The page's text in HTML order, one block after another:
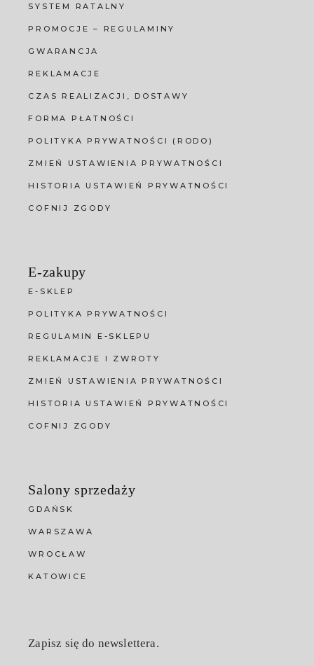
SYSTEM RATALNY
PROMOCJE – REGULAMINY
GWARANCJA
REKLAMACJE
CZAS REALIZACJI, DOSTAWY
FORMA PŁATNOŚCI
POLITYKA PRYWATNOŚCI (RODO)
ZMIEŃ USTAWIENIA PRYWATNOŚCI
HISTORIA USTAWIEŃ PRYWATNOŚCI
COFNIJ ZGODY
E-zakupy
E-SKLEP
POLITYKA PRYWATNOŚCI
REGULAMIN E-SKLEPU
REKLAMACJE I ZWROTY
ZMIEŃ USTAWIENIA PRYWATNOŚCI
HISTORIA USTAWIEŃ PRYWATNOŚCI
COFNIJ ZGODY
Salony sprzedaży
GDAŃSK
WARSZAWA
WROCŁAW
KATOWICE
Zapisz się do newslettera.